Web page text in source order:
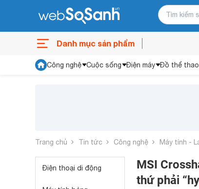
Danh mục sản phẩm
Công nghệ Cuộc sống Điện máy Đồ thể thao
Trang chủ Tin tức Công nghệ Máy tính -
Điện thoại di động
MSI
thứ phải